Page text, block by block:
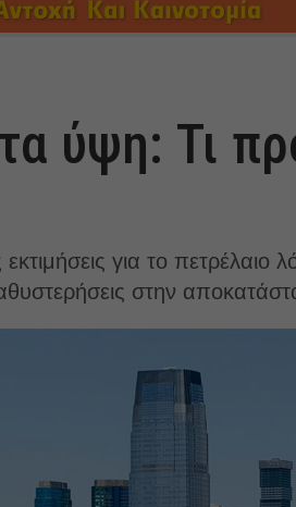
ύψη: Τι
για το
στην